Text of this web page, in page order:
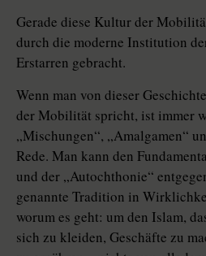
Gerade diese Kultur der
durch die moderne Institution
Erstarren gebracht.
Wenn man von dieser
der Mobilität spricht, ist immer
„Mischungen“, „Amalgamen“
Rede. Man kann den
und der „Autochthonie“
genannte Tradition in
worum es geht: um den Islam,
sich zu kleiden, Geschäfte zu